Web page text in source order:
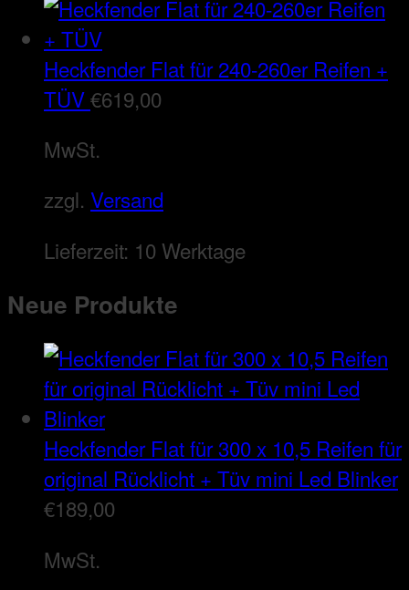
Heckfender Flat für 240-260er Reifen +
TÜV€619,00
MwSt.
zzgl. Versand
Lieferzeit: 10 Werktage
Neue Produkte
Heckfender Flat für 300 x 10,5 Reifen für
original Rücklicht + Tüv mini Led Blinker
€189,00
MwSt.